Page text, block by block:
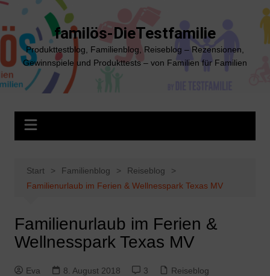
Zum
springen
familös-DieTestfamilie
Produkttestblog, Familienblog, Reiseblog – Rezensionen,
Gewinnspiele und Produkttests – von Familien für Familien
Start Familienblog
Reiseblog
Familienurlaub im Ferien & Wellnesspark Texas MV
Familienurlaub im Ferien &
Wellnesspark Texas MV
Eva 8. August 2018 3 Reiseblog